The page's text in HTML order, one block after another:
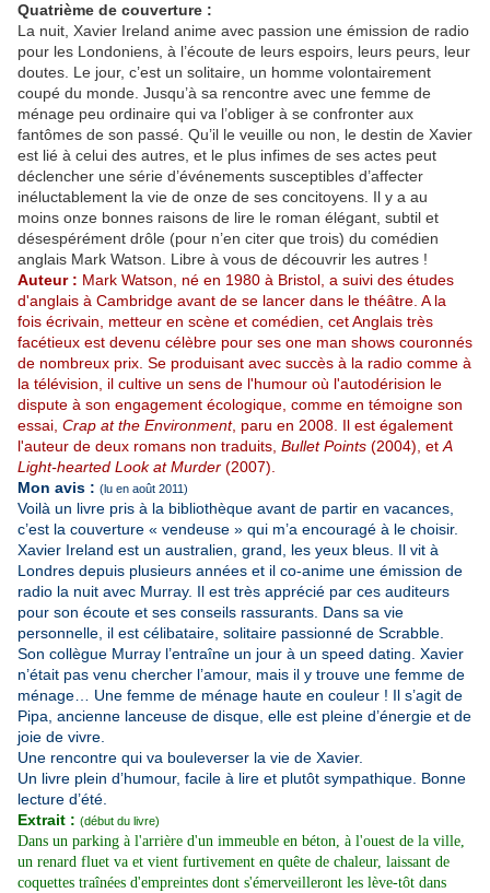
Quatrième de couverture :
La nuit, Xavier Ireland anime avec passion une émission de radio
pour les Londoniens, à l’écoute de leurs espoirs, leurs peurs, leur
doutes. Le jour, c’est un solitaire, un homme volontairement
coupé du monde. Jusqu’à sa rencontre avec une femme de
ménage peu ordinaire qui va l’obliger à se confronter aux
fantômes de son passé. Qu’il le veuille ou non, le destin de Xavier
est lié à celui des autres, et le plus infimes de ses actes peut
déclencher une série d’événements susceptibles d’affecter
inéluctablement la vie de onze de ses concitoyens. Il y a au
moins onze bonnes raisons de lire le roman élégant, subtil et
désespérément drôle (pour n’en citer que trois) du comédien
anglais Mark Watson. Libre à vous de découvrir les autres !
Auteur : Mark Watson, né en 1980 à Bristol, a suivi des études
d'anglais à Cambridge avant de se lancer dans le théâtre. A la
fois écrivain, metteur en scène et comédien, cet Anglais très
facétieux est devenu célèbre pour ses one man shows couronnés
de nombreux prix. Se produisant avec succès à la radio comme à
la télévision, il cultive un sens de l'humour où l'autodérision le
dispute à son engagement écologique, comme en témoigne son
essai, Crap at the Environment, paru en 2008. Il est également
l'auteur de deux romans non traduits, Bullet Points (2004), et A
Light-hearted Look at Murder (2007).
Mon avis : (lu en août 2011)
Voilà un livre pris à la bibliothèque avant de partir en vacances,
c’est la couverture « vendeuse » qui m’a encouragé à le choisir.
Xavier Ireland est un australien, grand, les yeux bleus. Il vit à
Londres depuis plusieurs années et il co-anime une émission de
radio la nuit avec Murray. Il est très apprécié par ces auditeurs
pour son écoute et ses conseils rassurants. Dans sa vie
personnelle, il est célibataire, solitaire passionné de Scrabble.
Son collègue Murray l’entraîne un jour à un speed dating. Xavier
n’était pas venu chercher l’amour, mais il y trouve une femme de
ménage… Une femme de ménage haute en couleur ! Il s’agit de
Pipa, ancienne lanceuse de disque, elle est pleine d’énergie et de
joie de vivre.
Une rencontre qui va bouleverser la vie de Xavier.
Un livre plein d’humour, facile à lire et plutôt sympathique. Bonne
lecture d’été.
Extrait : (début du livre)
Dans un parking à l'arrière d'un immeuble en béton, à l'ouest de la ville,
un renard fluet va et vient furtivement en quête de chaleur, laissant de
coquettes traînées d'empreintes dont s'émerveilleront les lève-tôt dans